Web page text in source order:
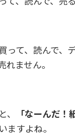
って、読んで、
れません。
「なーんだ
ますよね。